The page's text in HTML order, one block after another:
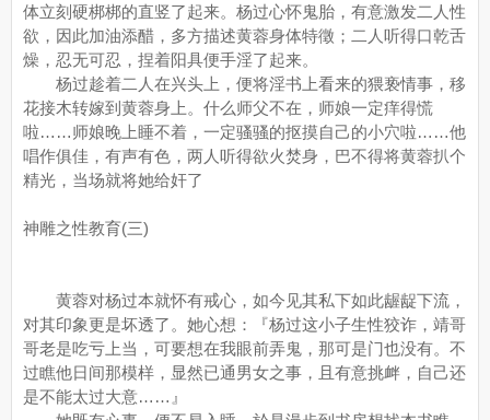
体立刻硬梆梆的直竖了起来。杨过心怀鬼胎，有意激发二人性
欲，因此加油添醋，多方描述黄蓉身体特徵；二人听得口乾舌
燥，忍无可忍，捏着阳具便手淫了起来。
杨过趁着二人在兴头上，便将淫书上看来的猥亵情事，移
花接木转嫁到黄蓉身上。什么师父不在，师娘一定痒得慌
啦……师娘晚上睡不着，一定骚骚的抠摸自己的小穴啦……他
唱作俱佳，有声有色，两人听得欲火焚身，巴不得将黄蓉扒个
精光，当场就将她给奸了
神雕之性教育(三)
黄蓉对杨过本就怀有戒心，如今见其私下如此龌龊下流，
对其印象更是坏透了。她心想：『杨过这小子生性狡诈，靖哥
哥老是吃亏上当，可要想在我眼前弄鬼，那可是门也没有。不
过瞧他日间那模样，显然已通男女之事，且有意挑衅，自己还
是不能太过大意……』